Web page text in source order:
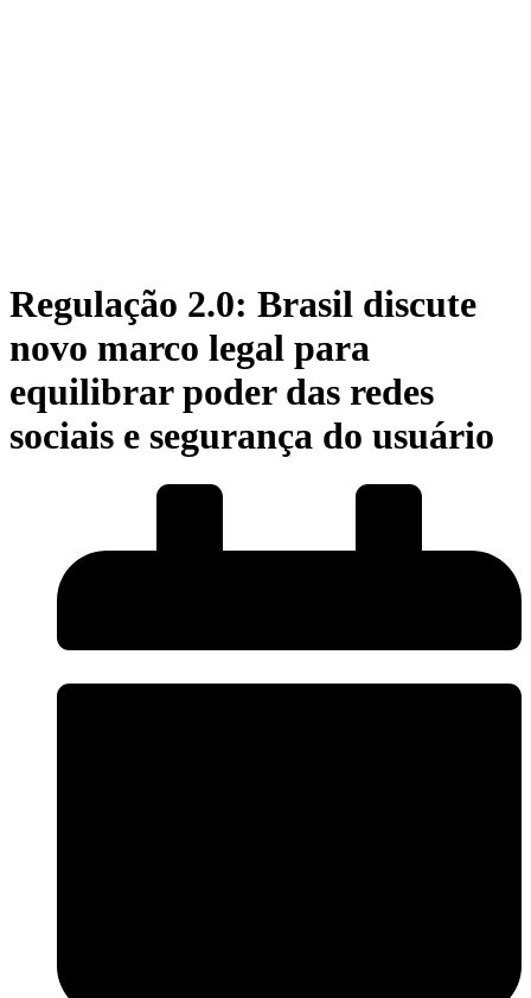
Regulação 2.0: Brasil discute
novo marco legal para
equilibrar poder das redes
sociais e segurança do usuário